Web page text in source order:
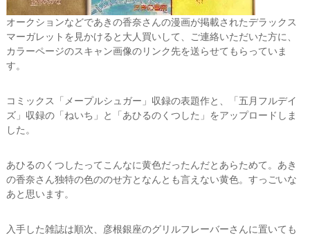
オークションなどであきの香奈さんの漫画が掲載されたデラックス
マーガレットを見かけると大人買いして、ご連絡いただいた方に、
カラーページのスキャン画像のリンク先を送らせてもらっていま
す。
コミックス「メープルシュガー」収録の表題作と、「五月フルデイ
ズ」収録の「ねいち」と「あひるのくつした」をアップロードしま
した。
あひるのくつしたってこんなに黄色だったんだとあらためて。あき
の香奈さん独特の色ののせ方となんとも言えない黄色。すっごいな
あと思います。
入手した雑誌は順次、彦根銀座のグリルフレーバーさんに置いても